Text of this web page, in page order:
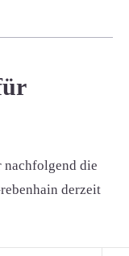
nachfolgend die
derzeit